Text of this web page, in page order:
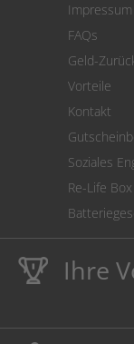
Cookie
Impressum
FAQs
Geld-
Vorteile
Kontakt
Soziales
Re-Life Box
Ihre